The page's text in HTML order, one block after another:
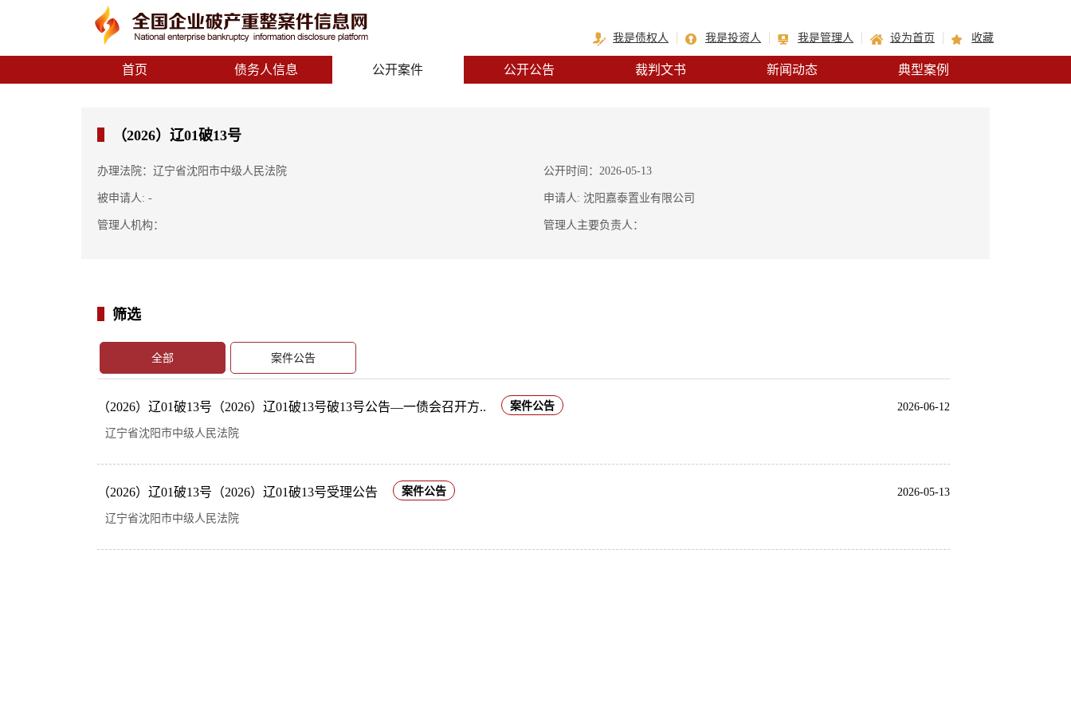
我是债权人 我是投资人 我是管理人 设为首页 收藏
首页 债务人信息 公开案件 公开公告 裁判文书 新闻动态 典型案例
（2026）辽01破13号
办理法院：辽宁省沈阳市中级人民法院 公开时间：2026-05-13
被申请人: - 申请人: 沈阳嘉泰置业有限公司
管理人机构： 管理人主要负责人：
筛选
全部 案件公告
（2026）辽01破13号（2026）辽01破13号破13号公告—一债会召开方.. 案件公告 2026-06-12
辽宁省沈阳市中级人民法院
（2026）辽01破13号（2026）辽01破13号受理公告 案件公告 2026-05-13
辽宁省沈阳市中级人民法院